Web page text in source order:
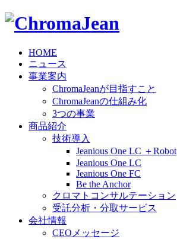
HOME
ニュース
事業案内
ChromaJeanが目指すこと
ChromaJeanの仕組み化
3つの事業
商品紹介
技術導入
Jeanious One LC ＋Robot
Jeanious One LC
Jeanious One FC
Be the Anchor
クロマトコンサルテーション
受託分析・分取サービス
会社情報
CEOメッセージ